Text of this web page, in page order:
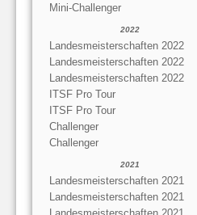
Mini-Challenger
2022
Landesmeisterschaften 2022
Landesmeisterschaften 2022
Landesmeisterschaften 2022
ITSF Pro Tour
ITSF Pro Tour
Challenger
Challenger
2021
Landesmeisterschaften 2021
Landesmeisterschaften 2021